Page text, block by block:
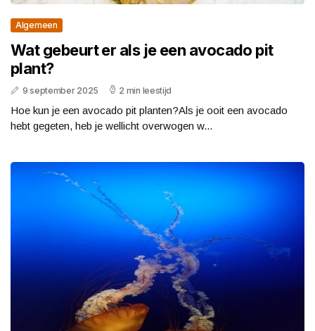
Algemeen
Wat gebeurt er als je een avocado pit
plant?
9 september 2025 2 min leestijd
Hoe kun je een avocado pit planten?Als je ooit een avocado
hebt gegeten, heb je wellicht overwogen w...